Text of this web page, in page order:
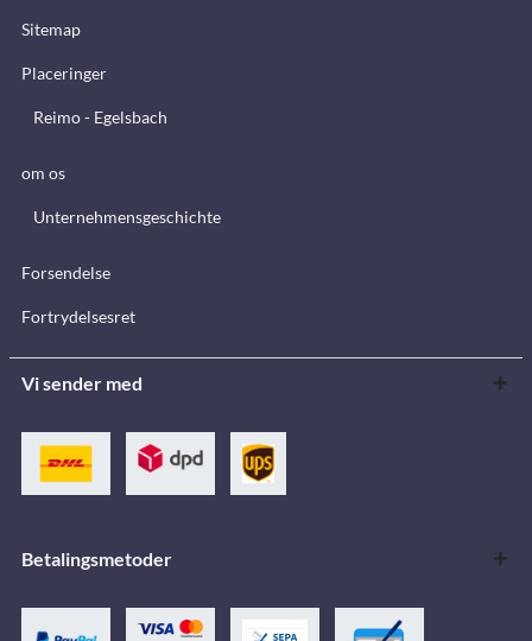
Sitemap
Placeringer
Reimo - Egelsbach
om os
Unternehmensgeschichte
Forsendelse
Fortrydelsesret
Vi sender med
Betalingsmetoder